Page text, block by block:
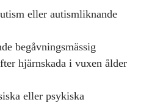
eller autismliknande
begåvningsmässig
hjärnskada i vuxen ålder
eller psykiska